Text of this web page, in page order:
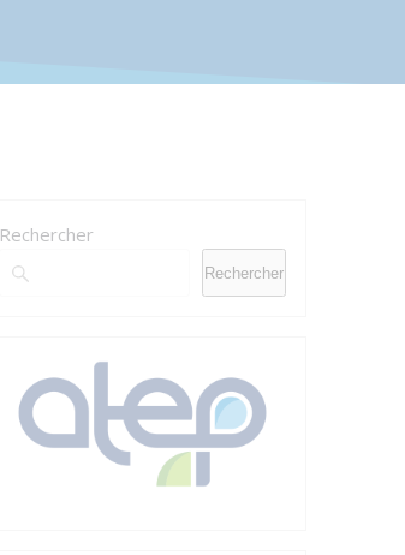
Rechercher
Rechercher